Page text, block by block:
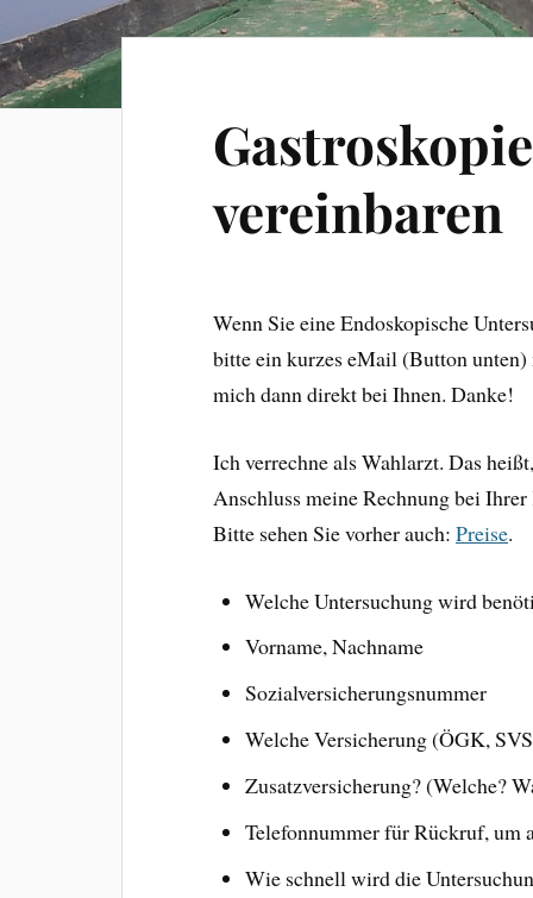
vereinbaren
Wenn Sie eine Endoskopische
bitte ein kurzes eMail (Button
mich dann direkt bei Ihnen. Danke!
Ich verrechne als Wahlarzt. Das
Anschluss meine Rechnung bei
Bitte sehen Sie vorher auch:Preise.
Welche Untersuchung wird
Vorname, Nachname
Sozialversicherungsnummer
Welche Versicherung (ÖGK,
Zusatzversicherung? (Welche?
Telefonnummer für Rückruf, um
Wie schnell wird die